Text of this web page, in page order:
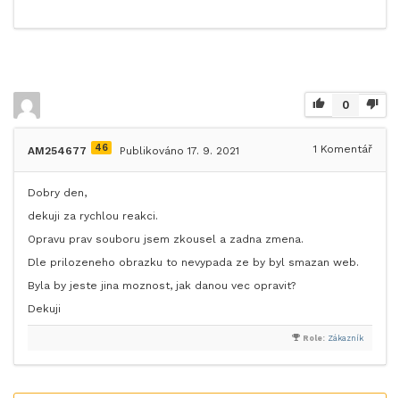
0
AM254677 46 Publikováno 17. 9. 2021 1 Komentář
Dobry den,
dekuji za rychlou reakci.
Opravu prav souboru jsem zkousel a zadna zmena.
Dle prilozeneho obrazku to nevypada ze by byl smazan web.
Byla by jeste jina moznost, jak danou vec opravit?
Dekuji
Role: Zákazník